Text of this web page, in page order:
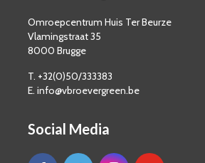
Omroepcentrum Huis Ter Beurze
Vlamingstraat 35
8000 Brugge
T. +32(0)50/333383
E. info@vbroevergreen.be
Social Media